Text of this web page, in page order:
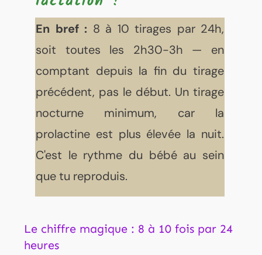
En bref : 8 à 10 tirages par 24h,
soit toutes les 2h30-3h — en
comptant depuis la fin du tirage
précédent, pas le début. Un tirage
nocturne minimum, car la
prolactine est plus élevée la nuit.
C'est le rythme du bébé au sein
que tu reproduis.
Le chiffre magique : 8 à 10 fois par 24
heures